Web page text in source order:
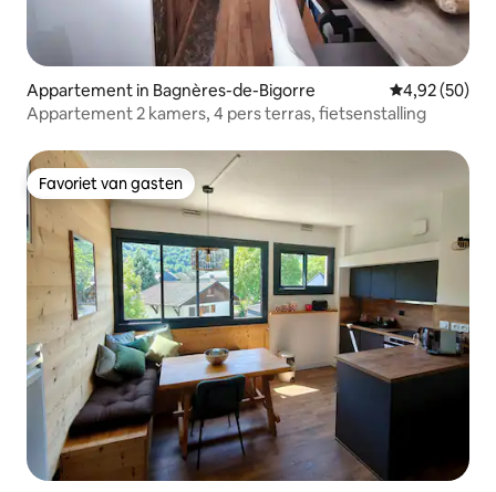
Appartement in Bagnères-de-Bigorre Gemiddelde
4,92 (50)
Appartement 2 kamers, 4 pers terras, fietsenstalling
Favoriet van gasten
Favoriet van gasten